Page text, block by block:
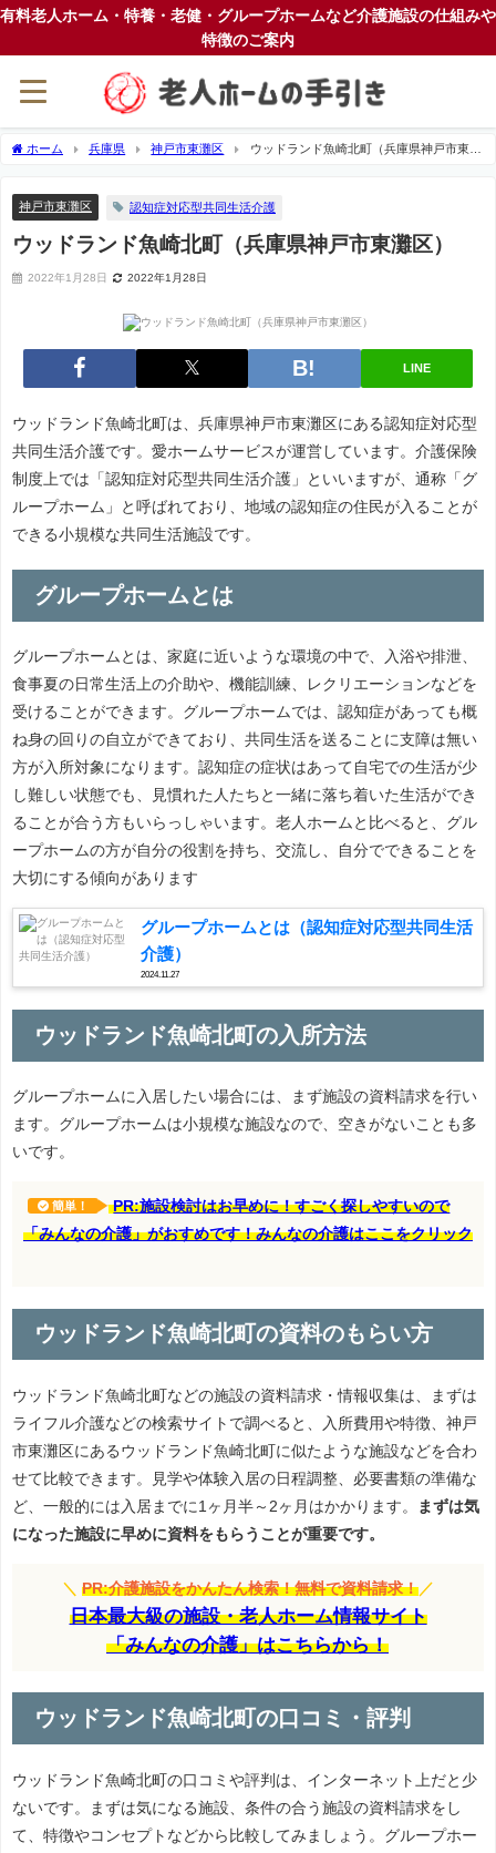
有料老人ホーム・特養・老健・グループホームなど介護施設の仕組みや
特徴のご案内
ホーム 兵庫県 神戸市東灘区
ウッドランド魚崎北町（兵庫県神戸市東灘
神戸市東灘区 認知症対応型共同生活介護
ウッドランド魚崎北町（兵庫県神戸市東灘区）
2022年1月28日 2022年1月28日
LINE
ウッドランド魚崎北町は、兵庫県神戸市東灘区にある認知症対応型
共同生活介護です。愛ホームサービスが運営しています。介護保険
制度上では「認知症対応型共同生活介護」といいますが、通称「グ
ループホーム」と呼ばれており、地域の認知症の住民が入ることが
できる小規模な共同生活施設です。
グループホームとは
グループホームとは、家庭に近いような環境の中で、入浴や排泄、
食事夏の日常生活上の介助や、機能訓練、レクリエーションなどを
受けることができます。グループホームでは、認知症があっても概
ね身の回りの自立ができており、共同生活を送ることに支障は無い
方が入所対象になります。認知症の症状はあって自宅での生活が少
し難しい状態でも、見慣れた人たちと一緒に落ち着いた生活ができ
ることが合う方もいらっしゃいます。老人ホームと比べると、グル
ープホームの方が自分の役割を持ち、交流し、自分でできることを
大切にする傾向があります
グループホームとは（認知症対応型共同生活
介護）
2024.11.27
ウッドランド魚崎北町の入所方法
グループホームに入居したい場合には、まず施設の資料請求を行い
ます。グループホームは小規模な施設なので、空きがないことも多
いです。
簡単！
PR:施設検討はお早めに！すごく探しやすいので
「みんなの介護」がおすめです！みんなの介護はここをクリック
ウッドランド魚崎北町の資料のもらい方
ウッドランド魚崎北町などの施設の資料請求・情報収集は、まずは
ライフル介護などの検索サイトで調べると、入所費用や特徴、神戸
市東灘区にあるウッドランド魚崎北町に似たような施設などを合わ
せて比較できます。見学や体験入居の日程調整、必要書類の準備な
ど、一般的には入居までに1ヶ月半～2ヶ月はかかります。
まずは気
になった施設に早めに資料をもらうことが重要です。
＼ PR:介護施設をかんたん検索！無料で資料請求！ ／
日本最大級の施設・老人ホーム情報サイト
「みんなの介護」はこちらから！
ウッドランド魚崎北町の口コミ・評判
ウッドランド魚崎北町の口コミや評判は、インターネット上だと少
ないです。まずは気になる施設、条件の合う施設の資料請求をし
て、特徴やコンセプトなどから比較してみましょう。グループホー